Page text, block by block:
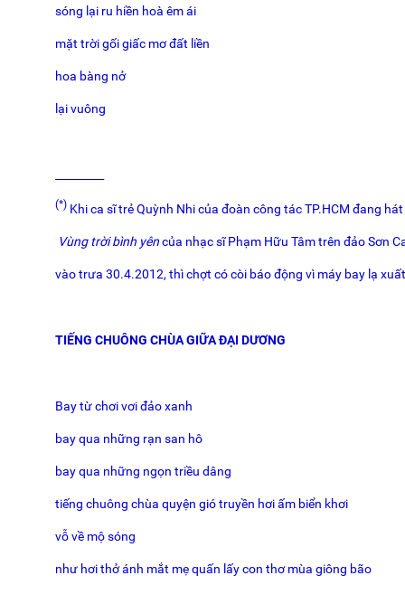
sóng lại ru hiền hoà êm ái
mặt trời gối giấc mơ đất liền
hoa bàng nở
lại vuông
(*) Khi ca sĩ trẻ Quỳnh Nhi của đoàn công tác TP.HCM đang
Vùng trời bình yêncủa nhạc sĩ Phạm Hữu Tâm trên đảo Sơn
vào trưa 30.4.2012, thì chợt có còi báo động vì máy bay lạ
TIẾNG CHUÔNG CHÙA GIỮA ĐẠI DƯƠNG
Bay từ chơi vơi đảo xanh
bay qua những rạn san hô
bay qua những ngọn triều dâng
tiếng chuông chùa quyện gió truyền hơi ấm biển khơi
vỗ về mộ sóng
như hơi thở ánh mắt mẹ quấn lấy con thơ mùa giông bão